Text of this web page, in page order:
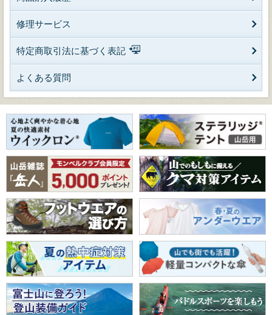
修理サービス
特定商取引法に基づく表記
よくある質問